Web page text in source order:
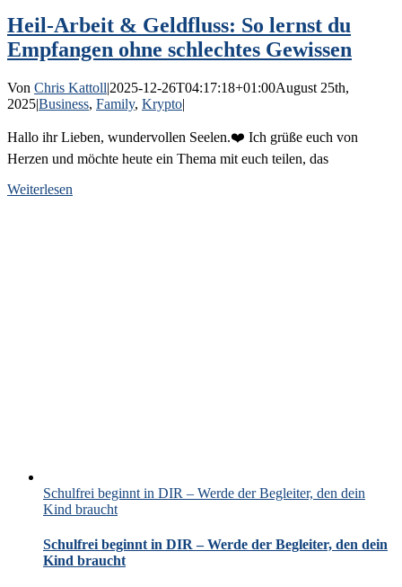
Heil-Arbeit & Geldfluss: So lernst du
Empfangen ohne schlechtes Gewissen
Von Chris Kattoll|2025-12-26T04:17:18+01:00August 25th,
2025|Business, Family, Krypto|
Hallo ihr Lieben, wundervollen Seelen.❤️ Ich grüße euch von
Herzen und möchte heute ein Thema mit euch teilen, das
Weiterlesen
Schulfrei beginnt in DIR – Werde der Begleiter, den dein
Kind braucht
Schulfrei beginnt in DIR – Werde der Begleiter, den dein
Kind braucht